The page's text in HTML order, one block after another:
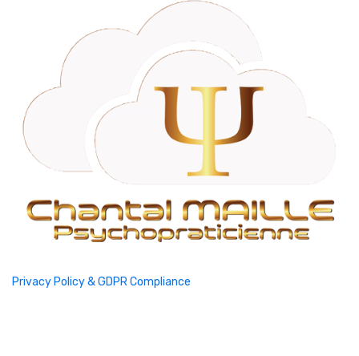
Privacy Policy & GDPR Compliance